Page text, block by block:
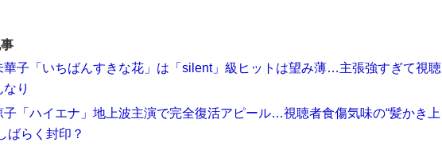
華子「いちばんすきな花」は「silent」級ヒットは望み薄…主張強すぎて視聴
り
子「ハイエナ」地上波主演で完全復活アピール…視聴者食傷気味の“髪かき上
ばらく封印？